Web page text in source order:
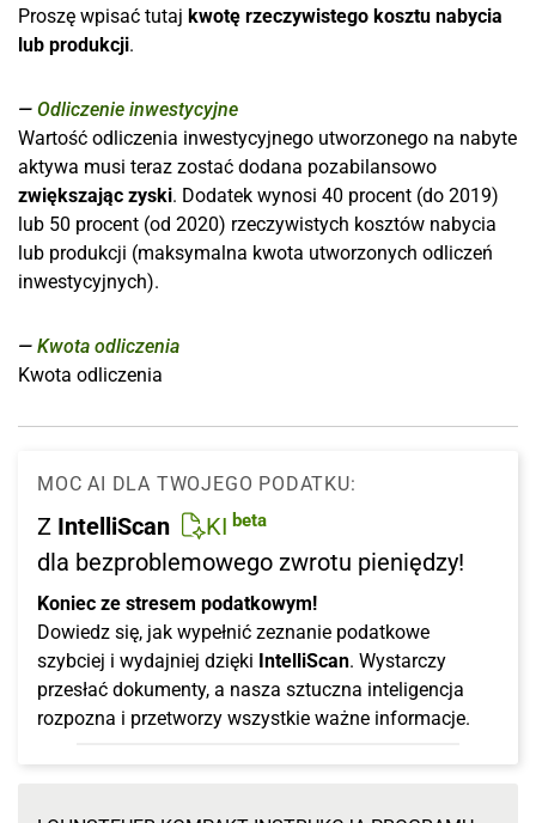
Proszę wpisać tutaj kwotę rzeczywistego kosztu nabycia
lub produkcji.
Odliczenie inwestycyjne
Wartość odliczenia inwestycyjnego utworzonego na nabyte
aktywa musi teraz zostać dodana pozabilansowo
zwiększając zyski. Dodatek wynosi 40 procent (do 2019)
lub 50 procent (od 2020) rzeczywistych kosztów nabycia
lub produkcji (maksymalna kwota utworzonych odliczeń
inwestycyjnych).
Kwota odliczenia
Kwota odliczenia
MOC AI DLA TWOJEGO PODATKU:
Z IntelliScan KI beta
dla bezproblemowego zwrotu pieniędzy!
Koniec ze stresem podatkowym!
Dowiedz się, jak wypełnić zeznanie podatkowe
szybciej i wydajniej dzięki IntelliScan. Wystarczy
przesłać dokumenty, a nasza sztuczna inteligencja
rozpozna i przetworzy wszystkie ważne informacje.